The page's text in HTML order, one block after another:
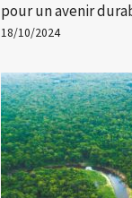
pour un avenir
18/10/2024